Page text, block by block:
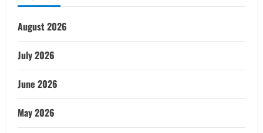
August 2026
July 2026
June 2026
May 2026